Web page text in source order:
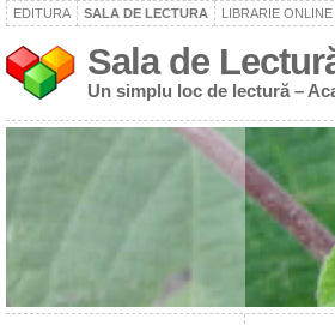
EDITURA SALA DE LECTURA LIBRARIE ONLINE
Sala de
Un simplu loc de lectură –